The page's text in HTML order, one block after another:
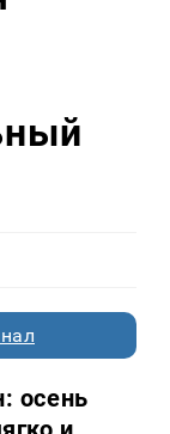
осень